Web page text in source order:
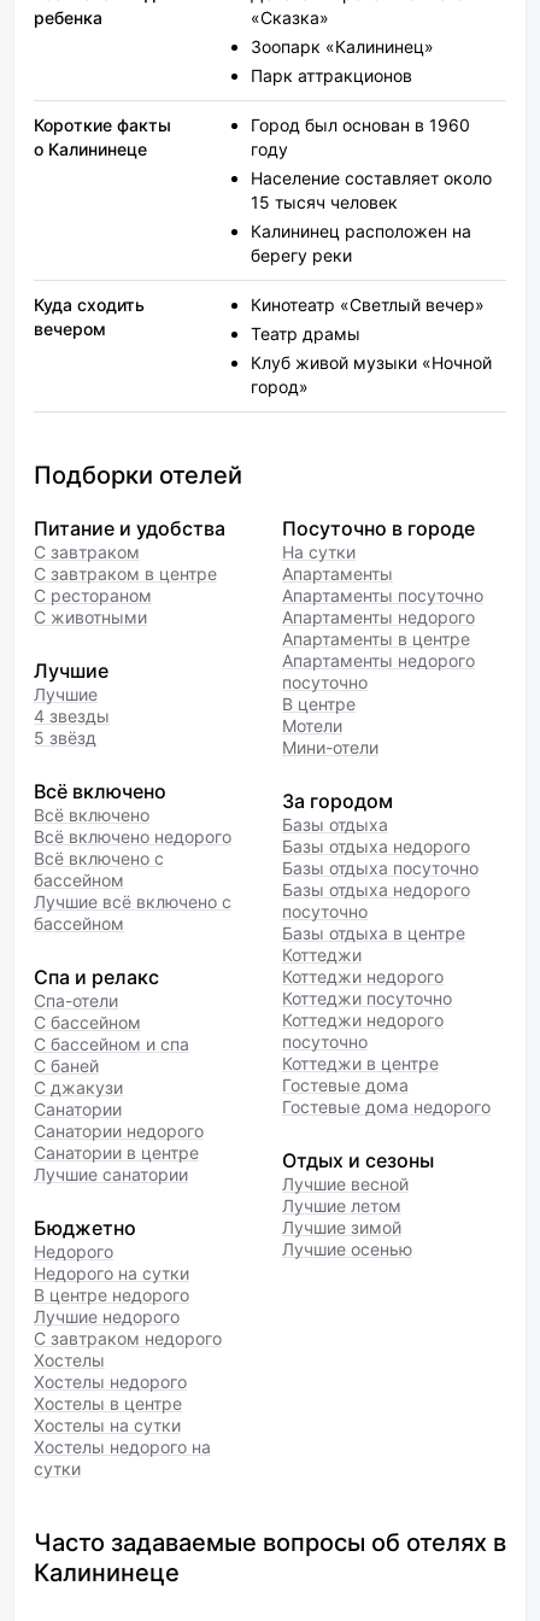
ребенка
«Сказка»
Зоопарк «Калининец»
Парк аттракционов
Короткие факты
о Калининеце
Город был основан в 1960
году
Население составляет около
15 тысяч человек
Калининец расположен на
берегу реки
Куда сходить
вечером
Кинотеатр «Светлый вечер»
Театр драмы
Клуб живой музыки «Ночной
город»
Подборки отелей
Питание и удобства
С завтраком
С завтраком в центре
С рестораном
С животными
Лучшие
Лучшие
4 звезды
5 звёзд
Всё включено
Всё включено
Всё включено недорого
Всё включено с
бассейном
Лучшие всё включено с
бассейном
Спа и релакс
Спа-отели
С бассейном
С бассейном и спа
С баней
С джакузи
Санатории
Санатории недорого
Санатории в центре
Лучшие санатории
Бюджетно
Недорого
Недорого на сутки
В центре недорого
Лучшие недорого
С завтраком недорого
Хостелы
Хостелы недорого
Хостелы в центре
Хостелы на сутки
Хостелы недорого на
сутки
Посуточно в городе
На сутки
Апартаменты
Апартаменты посуточно
Апартаменты недорого
Апартаменты в центре
Апартаменты недорого
посуточно
В центре
Мотели
Мини-отели
За городом
Базы отдыха
Базы отдыха недорого
Базы отдыха посуточно
Базы отдыха недорого
посуточно
Базы отдыха в центре
Коттеджи
Коттеджи недорого
Коттеджи посуточно
Коттеджи недорого
посуточно
Коттеджи в центре
Гостевые дома
Гостевые дома недорого
Отдых и сезоны
Лучшие весной
Лучшие летом
Лучшие зимой
Лучшие осенью
Часто задаваемые вопросы об отелях в
Калининеце